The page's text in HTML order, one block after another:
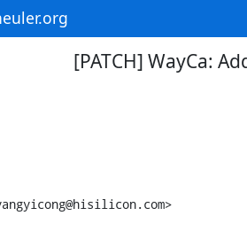
[PATCH] WayCa: